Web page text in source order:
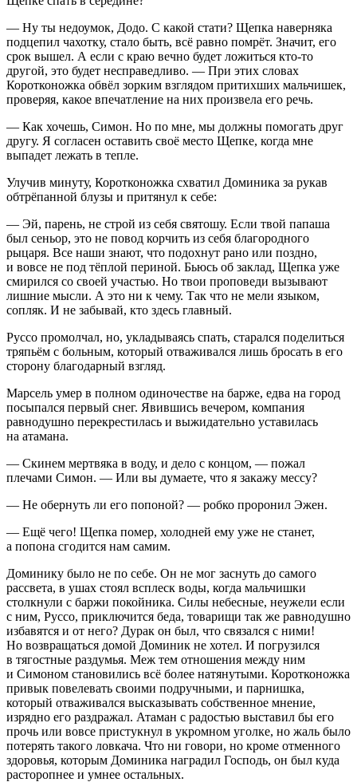
— Ну ты недоумок, Додо. С какой стати? Щепка наверняка
подцепил чахотку, стало быть, всё равно помрёт. Значит, его
срок вышел. А если с краю вечно будет ложиться кто-то
другой, это будет несправедливо. — При этих словах
Коротконожка обвёл зорким взглядом притихших мальчишек,
проверяя, какое впечатление на них произвела его речь.
— Как хочешь, Симон. Но по мне, мы должны помогать друг
другу. Я согласен оставить своё место Щепке, когда мне
выпадет лежать в тепле.
Улучив минуту, Коротконожка схватил Доминика за рукав
обтрёпанной блузы и притянул к себе:
— Эй, парень, не строй из себя святошу. Если твой папаша
был сеньор, это не повод корчить из себя благородного
рыцаря. Все наши знают, что подохнут рано или поздно,
и вовсе не под тёплой периной. Бьюсь об заклад, Щепка уже
смирился со своей участью. Но твои проповеди вызывают
лишние мысли. А это ни к чему. Так что не мели языком,
сопляк. И не забывай, кто здесь главный.
Руссо промолчал, но, укладываясь спать, старался поделиться
тряпьём с больным, который отваживался лишь бросать в его
сторону благодарный взгляд.
Марсель умер в полном одиночестве на барже, едва на город
посыпался первый снег. Явившись вечером, компания
равнодушно перекрестилась и выжидательно уставилась
на атамана.
— Скинем мертвяка в воду, и дело с концом, — пожал
плечами Симон. — Или вы думаете, что я закажу мессу?
— Не обернуть ли его попоной? — робко проронил Эжен.
— Ещё чего! Щепка помер, холодней ему уже не станет,
а попона сгодится нам самим.
Доминику было не по себе. Он не мог заснуть до самого
рассвета, в ушах стоял всплеск воды, когда мальчишки
столкнули с баржи покойника. Силы небесные, неужели если
с ним, Руссо, приключится беда, товарищи так же равнодушно
избавятся и от него? Дурак он был, что связался с ними!
Но возвращаться домой Доминик не хотел. И погрузился
в тягостные раздумья. Меж тем отношения между ним
и Симоном становились всё более натянутыми. Коротконожка
привык повелевать своими подручными, и парнишка,
который отваживался высказывать собственное мнение,
изрядно его раздражал. Атаман с радостью выставил бы его
прочь или вовсе пристукнул в укромном уголке, но жаль было
потерять такого ловкача. Что ни говори, но кроме отменного
здоровья, которым Доминика наградил Господь, он был куда
расторопнее и умнее остальных.